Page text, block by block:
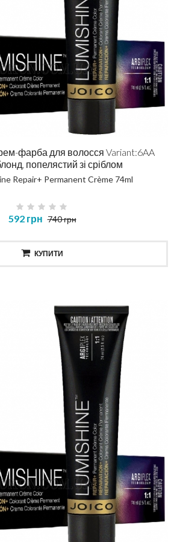
фарба для волосся Variant:6AA
попелястий зі сріблом
Repair+ Permanent Crème 74ml
592 грн 740 грн
КУПИТИ